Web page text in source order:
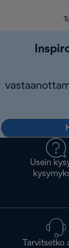
Usein
Tarvitsetko